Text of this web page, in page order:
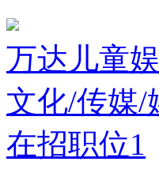
万达儿童
文化/传媒/
在招职位1